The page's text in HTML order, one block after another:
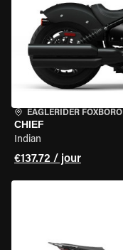
EAGLERIDER FOXBORO
CHIEF
Indian
€137.72 / jour